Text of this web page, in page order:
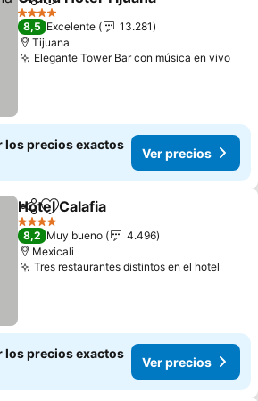
CompartirAgregar a favoritos
4 Estrellas
8,5 Excelente
13.281
Tijuana
Elegante Tower Bar con música en vivoVer
los precios exactos
Ver precios
CompartirAgregar a favoritos
Hotel Calafia
4 Estrellas
8,2 Muy bueno
4.496
Mexicali
Tres restaurantes distintos en el hotel
los precios exactos
Ver precios